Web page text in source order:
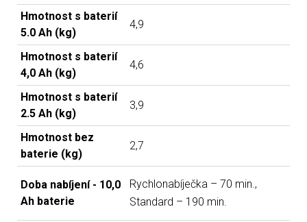
Hmotnost s baterií
5.0 Ah (kg)
4,9
Hmotnost s baterií
4,0 Ah (kg)
4,6
Hmotnost s baterií
2.5 Ah (kg)
3,9
Hmotnost bez
baterie (kg)
2,7
Doba nabíjení - 10,0
Ah baterie
Rychlonabíječka – 70 min.,
Standard – 190 min.